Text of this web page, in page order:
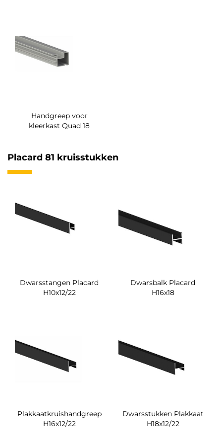
Handgreep voor
kleerkast Quad 18
Placard 81 kruisstukken
Dwarsstangen Placard
H10x12/22
Dwarsbalk Placard
H16x18
Plakkaatkruishandgreep
H16x12/22
Dwarsstukken Plakkaat
H18x12/22